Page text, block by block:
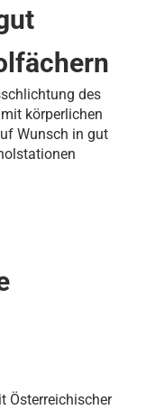
des
körperlichen
Wunsch in gut
Österreichischer